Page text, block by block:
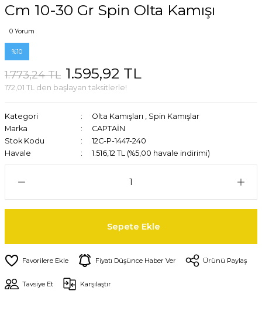
Cm 10-30 Gr Spin Olta Kamışı
0 Yorum
%10
1.773,24 TL 1.595,92 TL
172,01 TL den başlayan taksitlerle!
Kategori Olta Kamışları , Spin Kamışlar
Marka
CAPTAİN
Stok Kodu
12C-P-1447-240
Havale
1.516,12 TL (%5,00 havale indirimi)
Sepete Ekle
Fiyatı Düşünce Haber Ver Ürünü Paylaş
Tavsiye Et Karşılaştır